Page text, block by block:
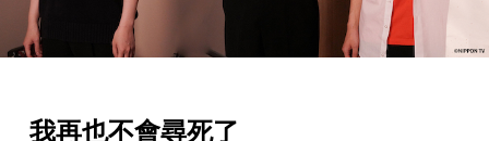
我再也不會尋死了